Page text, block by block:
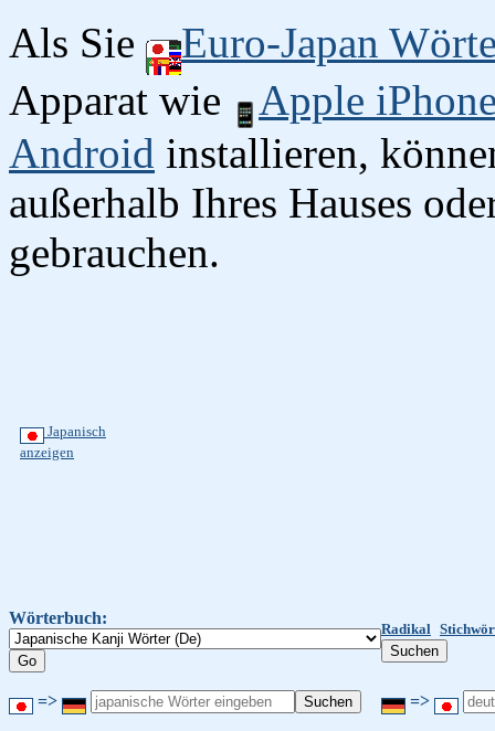
Als Sie
Euro-Japan
Apparat wie
Apple
Android installieren,
außerhalb Ihres Hauses
gebrauchen.
Japanisch
anzeigen
Wörterbuch:
Radikal
=> =>